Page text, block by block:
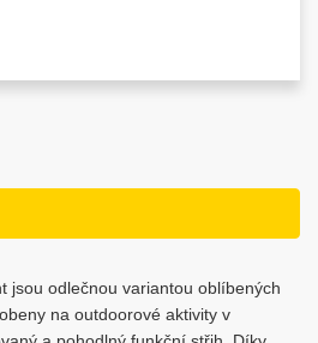
jsou odlečnou variantou oblíbených
na outdoorové aktivity v